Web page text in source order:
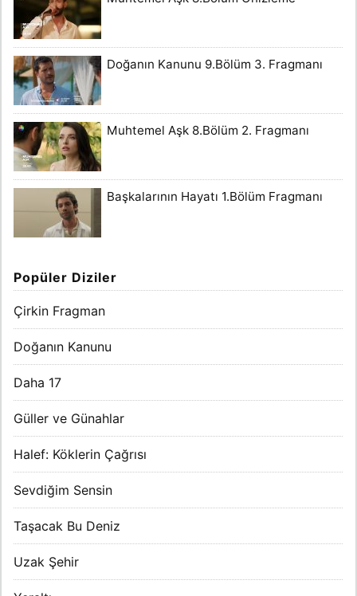
Doğanın Kanunu 9.Bölüm 3. Fragmanı
Muhtemel Aşk 8.Bölüm 2. Fragmanı
Başkalarının Hayatı 1.Bölüm Fragmanı
Popüler Diziler
Çirkin Fragman
Doğanın Kanunu
Daha 17
Güller ve Günahlar
Halef: Köklerin Çağrısı
Sevdiğim Sensin
Taşacak Bu Deniz
Uzak Şehir